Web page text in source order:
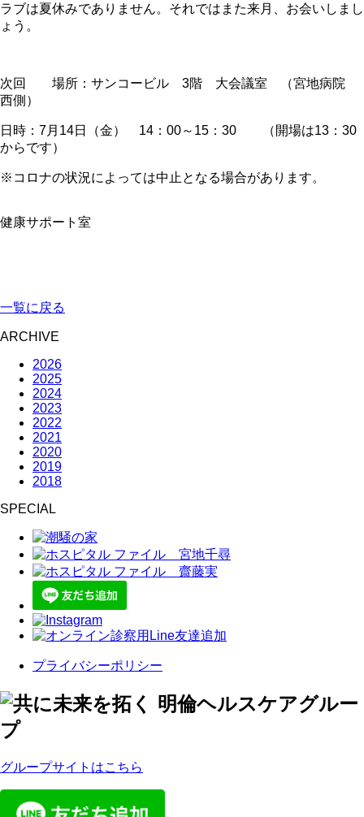
ラブは夏休みでありません。それではまた来月、お会いしまし
ょう。
次回 場所：サンコービル 3階 大会議室 （宮地病院
西側）
日時： 7月 14日（金） 14 ： 00～ 15 ： 30 （開場は13 ： 30
からです）
※コロナの状況によっては中止となる場合があります。
健康サポート室
一覧に戻る
ARCHIVE
2026
2025
2024
2023
2022
2021
2020
2019
2018
SPECIAL
プライバシーポリシー
グループサイトはこちら